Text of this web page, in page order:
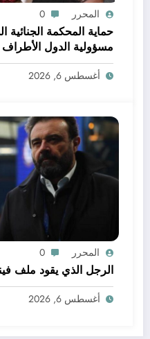
المحرر 0
حماية المحكمة الجنائية
مسؤولية الدول الأطراف
أغسطس 6, 2026
المحرر 0
الرجل الذي يقود ملف
أغسطس 6, 2026